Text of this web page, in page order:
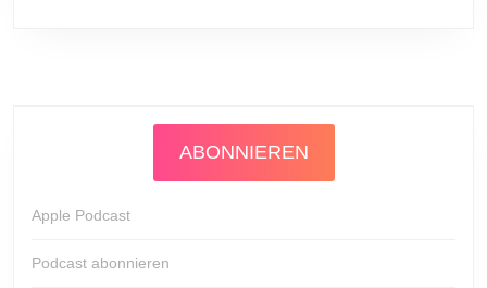
ABONNIEREN
Apple Podcast
Podcast abonnieren